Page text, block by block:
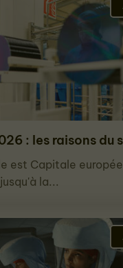
: les raisons du
est Capitale
la...